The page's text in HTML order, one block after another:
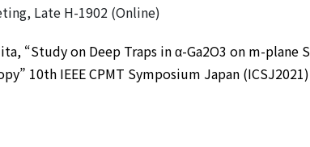
Late H-1902 (Online)
“Study on Deep Traps in α-Ga2O3 on m-plane
10th IEEE CPMT Symposium Japan (ICSJ2021)